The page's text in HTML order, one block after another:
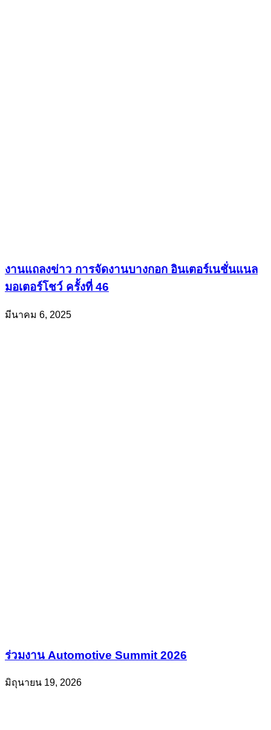
งานแถลงข่าว การจัดงานบางกอก อินเตอร์เนชั่นแนล
มอเตอร์โชว์ ครั้งที่ 46
มีนาคม 6, 2025
ร่วมงาน Automotive Summit 2026
มิถุนายน 19, 2026